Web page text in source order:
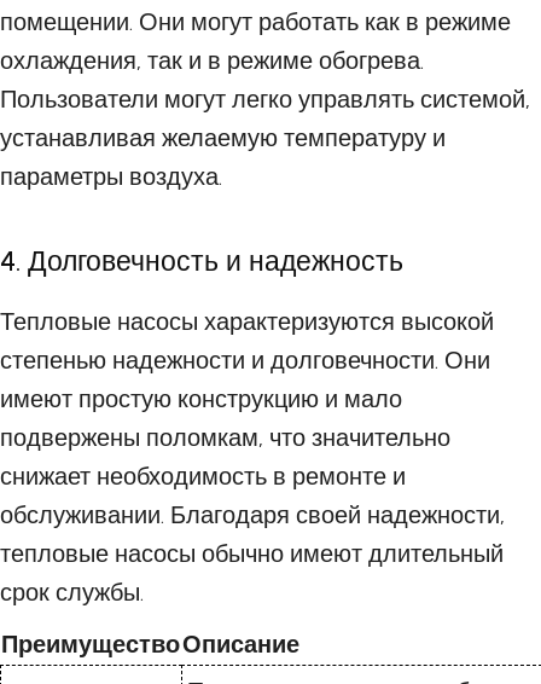
помещении. Они могут работать как в режиме
охлаждения, так и в режиме обогрева.
Пользователи могут легко управлять системой,
устанавливая желаемую температуру и
параметры воздуха.
4. Долговечность и надежность
Тепловые насосы характеризуются высокой
степенью надежности и долговечности. Они
имеют простую конструкцию и мало
подвержены поломкам, что значительно
снижает необходимость в ремонте и
обслуживании. Благодаря своей надежности,
тепловые насосы обычно имеют длительный
срок службы.
ПреимуществоОписание